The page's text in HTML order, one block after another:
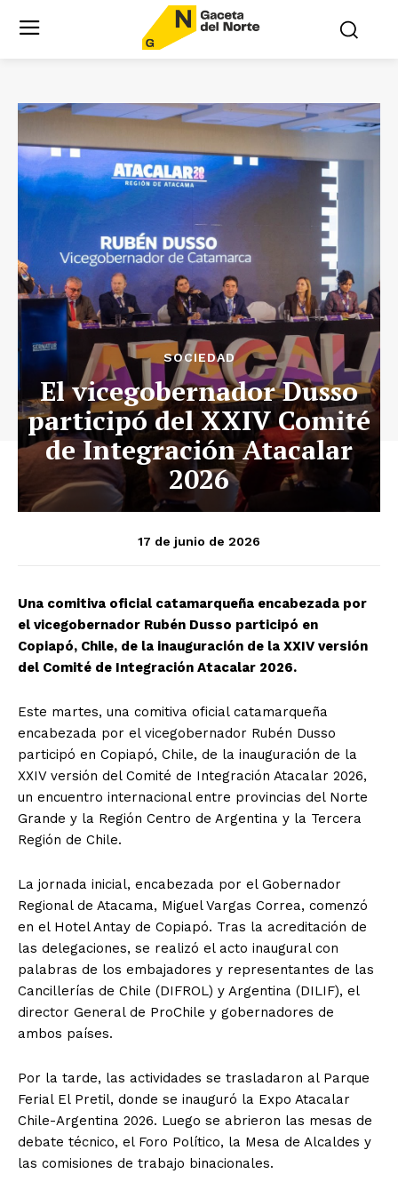
SOCIEDAD
El vicegobernador Dusso
participó del XXIV Comité
de Integración Atacalar
2026
17 de junio de 2026
Una comitiva oficial catamarqueña encabezada por
el vicegobernador Rubén Dusso participó en
Copiapó, Chile, de la inauguración de la XXIV versión
del Comité de Integración Atacalar 2026.
Este martes, una comitiva oficial catamarqueña
encabezada por el vicegobernador Rubén Dusso
participó en Copiapó, Chile, de la inauguración de la
XXIV versión del Comité de Integración Atacalar 2026,
un encuentro internacional entre provincias del Norte
Grande y la Región Centro de Argentina y la Tercera
Región de Chile.
La jornada inicial, encabezada por el Gobernador
Regional de Atacama, Miguel Vargas Correa, comenzó
en el Hotel Antay de Copiapó. Tras la acreditación de
las delegaciones, se realizó el acto inaugural con
palabras de los embajadores y representantes de las
Cancillerías de Chile (DIFROL) y Argentina (DILIF), el
director General de ProChile y gobernadores de
ambos países.
Por la tarde, las actividades se trasladaron al Parque
Ferial El Pretil, donde se inauguró la Expo Atacalar
Chile-Argentina 2026. Luego se abrieron las mesas de
debate técnico, el Foro Político, la Mesa de Alcaldes y
las comisiones de trabajo binacionales.